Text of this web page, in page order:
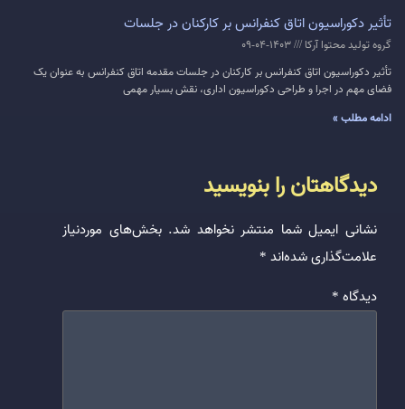
تأثیر دکوراسیون اتاق کنفرانس بر کارکنان در جلسات
گروه تولید محتوا آرکا
تأثیر دکوراسیون اتاق کنفرانس بر کارکنان در جلسات مقدمه اتاق کنفرانس به عنوان یک
فضای مهم در اجرا و طراحی دکوراسیون اداری، نقش بسیار مهمی
ادامه مطلب »
دیدگاهتان را بنویسید
نشانی ایمیل شما منتشر نخواهد شد. بخش‌های موردنیاز
علامت‌گذاری شده‌اند *
دیدگاه *